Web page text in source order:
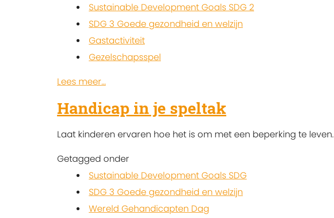
Sustainable Development Goals SDG 2
SDG 3 Goede gezondheid en welzijn
Gastactiviteit
Gezelschapsspel
Lees meer...
Handicap in je speltak
Laat kinderen ervaren hoe het is om met een beperking te leven.
Getagged onder
Sustainable Development Goals SDG
SDG 3 Goede gezondheid en welzijn
Wereld Gehandicapten Dag